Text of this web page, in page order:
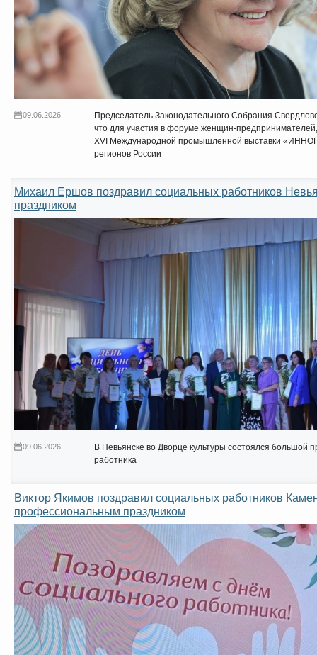
09.06.2026
Председатель Законодательного Собрания
что для участия в форуме женщин-
XVI Международной промышленной выставки
регионов России
Михаил Ершов поздравил социальных работников
праздником
09.06.2026
В Невьянске во Дворце культуры состоялся большой
работника
Виктор Якимов поздравил социальных работников
профессиональным праздником